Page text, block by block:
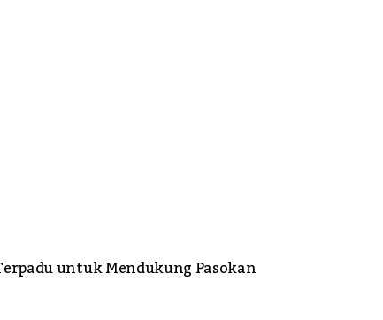
untuk Mendukung Pasokan